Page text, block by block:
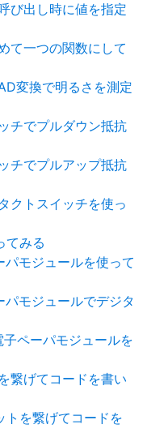
び出し時に値を指定
て一つの関数にして
変換で明るさを測定
チでプルダウン抵抗
チでプルアップ抵抗
クトスイッチを使っ
てみる
モジュールを使って
モジュールでデジタ
ペーパモジュールを
繋げてコードを書い
を繋げてコードを